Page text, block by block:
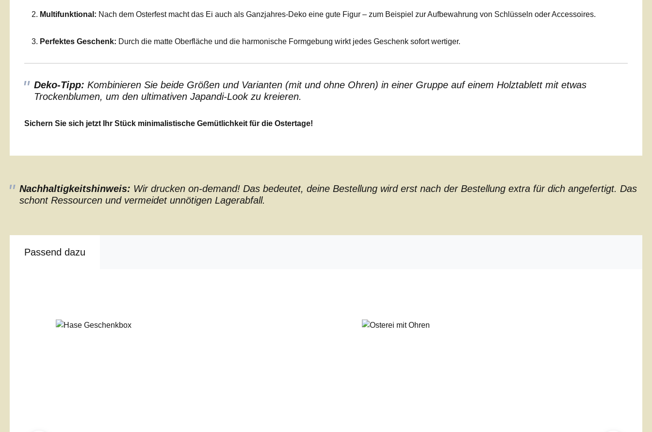
Multifunktional: Nach dem Osterfest macht das Ei auch als Ganzjahres-Deko eine gute Figur – zum Beispiel zur Aufbewahrung von Schlüsseln oder Accessoires.
Perfektes Geschenk: Durch die matte Oberfläche und die harmonische Formgebung wirkt jedes Geschenk sofort wertiger.
Deko-Tipp: Kombinieren Sie beide Größen und Varianten (mit und ohne Ohren) in einer Gruppe auf einem Holztablett mit etwas
Trockenblumen, um den ultimativen Japandi-Look zu kreieren.
Sichern Sie sich jetzt Ihr Stück minimalistische Gemütlichkeit für die Ostertage!
Nachhaltigkeitshinweis: Wir drucken on-demand! Das bedeutet, deine Bestellung wird erst nach der Bestellung extra für dich angefertigt. Das
schont Ressourcen und vermeidet unnötigen Lagerabfall.
Passend dazu